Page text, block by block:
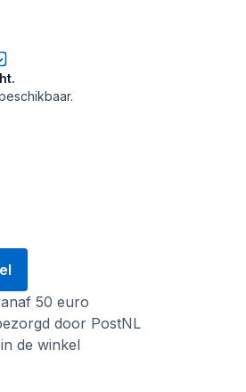
50 euro
door PostNL
de winkel